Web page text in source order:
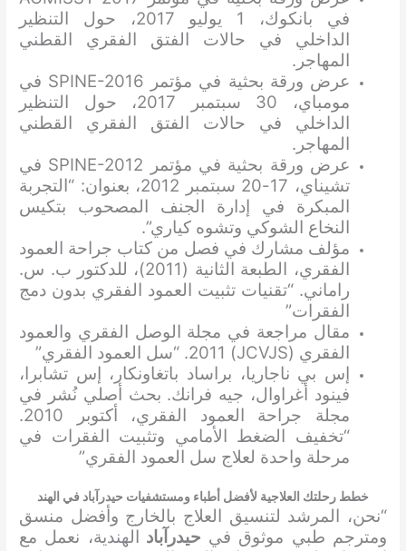
في بانكوك، 1 يوليو 2017، حول التنظير
الداخلي في حالات الفتق الفقري القطني
المهاجر.
عرض ورقة بحثية في مؤتمر SPINE-2016 في
مومباي، 30 سبتمبر 2017، حول التنظير
الداخلي في حالات الفتق الفقري القطني
المهاجر.
عرض ورقة بحثية في مؤتمر SPINE-2012 في
تشيناي، 17-20 سبتمبر 2012، بعنوان: “التجربة
المبكرة في إدارة الجنف المصحوب بتكيس
النخاع الشوكي وتشوه كياري”.
مؤلف مشارك في فصل من كتاب جراحة العمود
الفقري، الطبعة الثانية (2011)، للدكتور ب. س.
راماني. “تقنيات تثبيت العمود الفقري بدون دمج
الفقرات”
مقال مراجعة في مجلة الوصل الفقري والعمود
الفقري (JCVJS) 2011. “سل العمود الفقري”
إس بي ناجاريا، براساد باتغاونكار، إس تشابرا،
فينود أغراوال، جيه فرانك. بحث أصلي نُشر في
مجلة جراحة العمود الفقري، أكتوبر 2010.
“تخفيف الضغط الأمامي وتثبيت الفقرات في
مرحلة واحدة لعلاج سل العمود الفقري”
خطط رحلتك العلاجية لأفضل أطباء ومستشفيات حيدرآباد في الهند
“نحن، المرشد لتنسيق العلاج بالخارج وأفضل منسق
ومترجم طبي موثوق في حيدرآباد الهندية، نعمل مع